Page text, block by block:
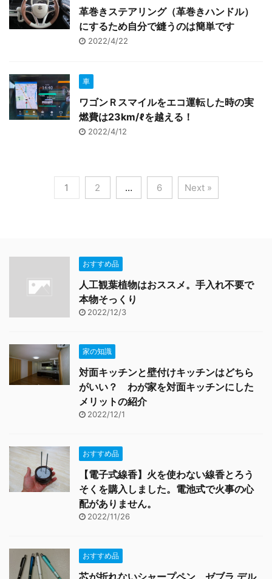
革巻きステアリング（革巻きハンドル）
にするため自分で縫うのは簡単です
2022/4/22
車
ワゴンＲスマイルをエコ運転した時の実
燃費は23km/ℓを越える！
2022/4/12
1 2 … 6 Next »
おすすめ品
人工観葉植物はおススメ。手入れ不要で
本物そっくり
2022/12/3
家の知識
対面キッチンと壁付けキッチンはどちら
がいい？ わが家を対面キッチンにした
メリットの紹介
2022/12/1
おすすめ品
【電子式線香】火を使わない線香とろう
そくを購入しました。電池式で火事の心
配がありません。
2022/11/26
おすすめ品
芯が折れないシャープペン ゼブラ デル